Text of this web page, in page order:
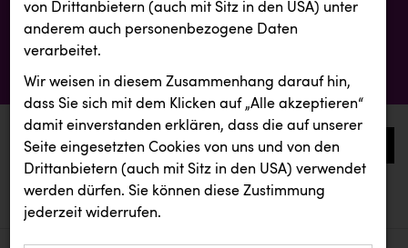
0
aktuelle aussendungen
aktuelle aussendungen
von Drittanbietern (auch mit Sitz in den USA) unter
anderem auch personenbezogene Daten
verarbeitet.
Wir weisen in diesem Zusammenhang darauf hin,
dass Sie sich mit dem Klicken auf „Alle akzeptieren“
damit ein­ver­standen erklären, dass die auf unserer
Seite eingesetzten Cookies von uns und von den
Drittanbietern (auch mit Sitz in den USA) verwendet
werden dürfen. Sie können diese Zustimmung
jederzeit widerrufen.